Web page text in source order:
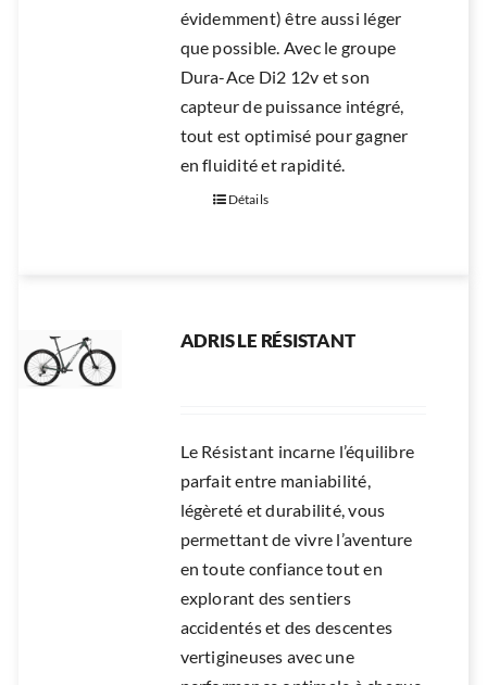
évidemment) être aussi léger
que possible. Avec le groupe
Dura-Ace Di2 12v et son
capteur de puissance intégré,
tout est optimisé pour gagner
en fluidité et rapidité.
Détails
ADRIS LE RÉSISTANT
Le Résistant incarne l’équilibre
parfait entre maniabilité,
légèreté et durabilité, vous
permettant de vivre l’aventure
en toute confiance tout en
explorant des sentiers
accidentés et des descentes
vertigineuses avec une